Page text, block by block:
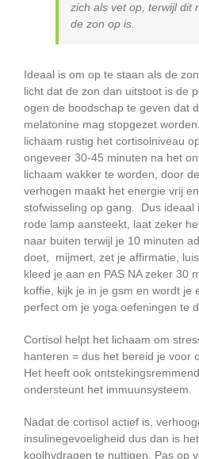
zich als vet op, terwijl dit
de zon op is.
Ideaal is om op te staan als de
licht dat de zon dan uitstoot is de
ogen de boodschap te geven dat
melatonine mag stopgezet
lichaam rustig het cortisolniveau
ongeveer 30-45 minuten na het
lichaam wakker te worden, door
verhogen maakt het energie vrij
stofwisseling op gang. Dus ideaal
rode lamp aansteekt, laat zeker
naar buiten terwijl je 10 minuten
doet, mijmert, zet je affirmatie,
kleed je aan en PAS NA zeker 30
koffie, kijk je in je gsm en wordt je
perfect om je yoga oefeningen te
Cortisol helpt het lichaam om
hanteren = dus het bereid je voor
Het heeft ook
ondersteunt het immuunsysteem.
Nadat de cortisol actief is,
insulinegevoeligheid dus dan is
koolhydragen te nuttigen. Pas op